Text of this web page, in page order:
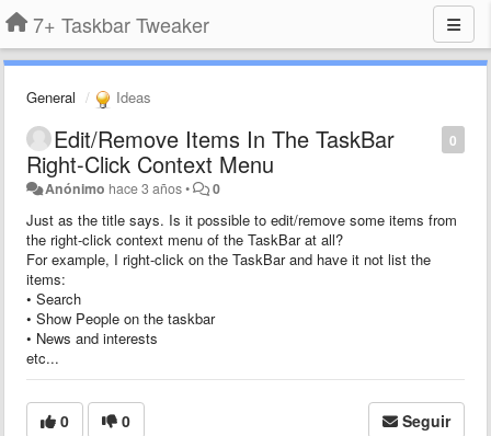
7+ Taskbar Tweaker
General Ideas
0
Edit/Remove Items In The TaskBar
Right-Click Context Menu
Anónimo hace 3 años• 0
Just as the title says. Is it possible to edit/remove some items from
the right-click context menu of the TaskBar at all?
For example, I right-click on the TaskBar and have it not list the
items:
• Search
• Show People on the taskbar
• News and interests
etc...
0 0 Seguir